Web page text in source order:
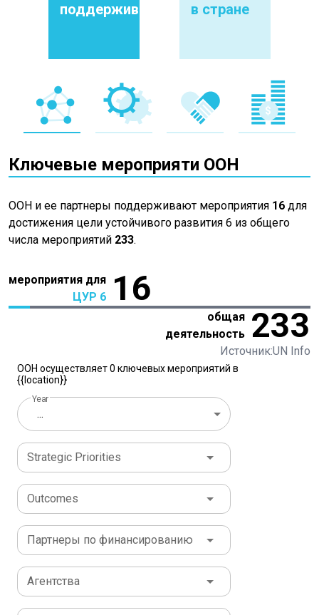
поддерживает
в стране
Ключевые мероприяти ООН
ООН и ее партнеры поддерживают мероприятия 16 для
достижения цели устойчивого развития 6 из общего
числа мероприятий 233.
мероприятия для
ЦУР 6
16
общая
деятельность 233
Источник:UN Info
ООН осуществляет 0 ключевых мероприятий в
{{location}}
Year
...
Strategic Priorities
Outcomes
Партнеры по финансированию
Агентства